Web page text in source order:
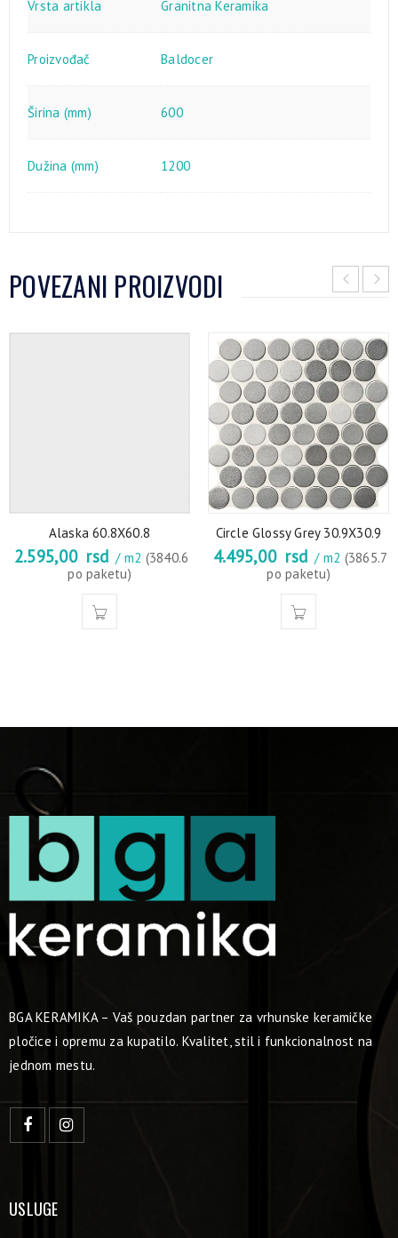
Vrsta artikla Granitna Keramika
Proizvođač Baldocer
Širina (mm) 600
Dužina (mm) 1200
POVEZANI PROIZVODI
Alaska 60.8X60.8
2.595,00 rsd / m2 (3840.6
po paketu)
Circle Glossy Grey 30.9X30.9
4.495,00 rsd / m2 (3865.7
po paketu)
BGA KERAMIKA – Vaš pouzdan partner za vrhunske keramičke
pločice i opremu za kupatilo. Kvalitet, stil i funkcionalnost na
jednom mestu.
USLUGE